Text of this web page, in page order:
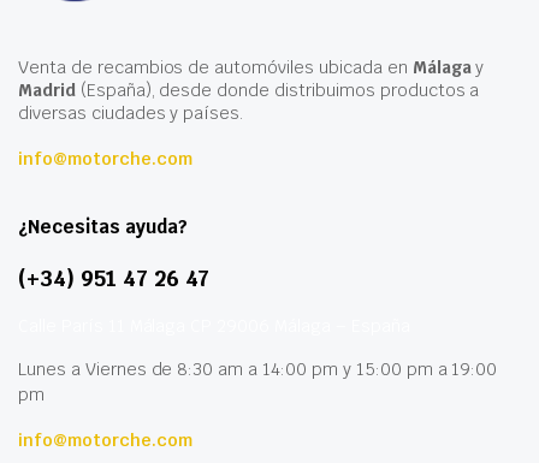
Venta de recambios de automóviles ubicada en Málagay
Madrid(España), desde donde distribuimos productos a
diversas ciudades y países.
info@motorche.com
¿Necesitas ayuda?
(+34) 951 47 26 47
Lunes a Viernes de 8:30 am a 14:00 pm y 15:00 pm a 19:00
pm
info@motorche.com